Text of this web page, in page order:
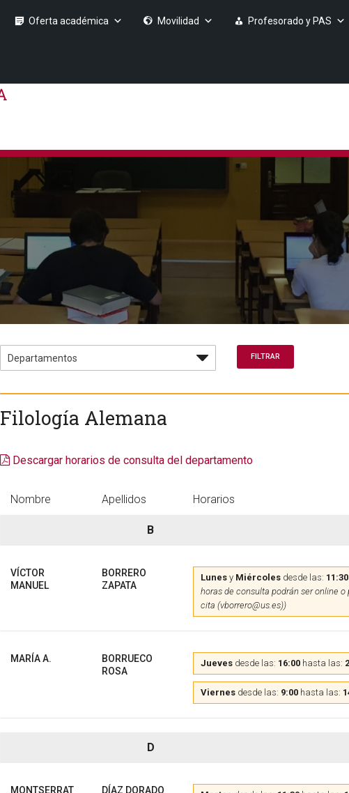
Oferta académica Movilidad Profesorado y PAS
Filología Alemana
Descargar horarios de consulta del departamento
Nombre Apellidos Horarios
B
VÍCTOR
MANUEL
BORRERO
ZAPATA
Lunesy Miércolesdesde las: 11:30
horas de consulta podrán ser online o
cita (vborrero@us.es))
MARÍA A.
BORRUECO
ROSA
Juevesdesde las: 16:00hasta las:
Viernesdesde las: 9:00hasta las:
D
MONTSERRAT DÍAZ DORADO